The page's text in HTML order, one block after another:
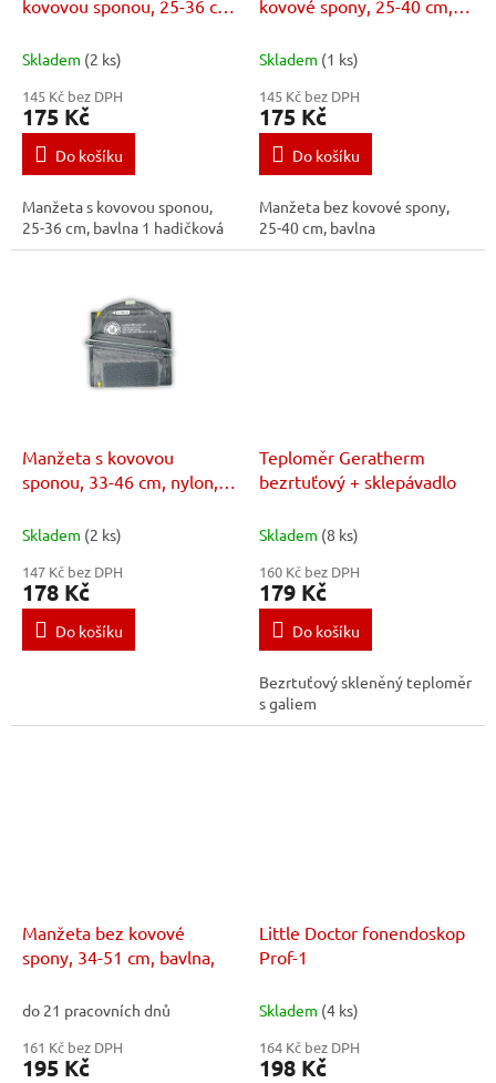
kovovou sponou, 25-36 cm,
Skladem (2 ks)
145 Kč bez DPH
175 Kč
Do košíku
Manžeta s kovovou sponou,
25-36 cm, bavlna 1 hadičková
kovové spony, 25-40 cm,
Skladem (1 ks)
145 Kč bez DPH
175 Kč
Do košíku
Manžeta bez kovové spony,
25-40 cm, bavlna
Manžeta s kovovou
sponou, 33-46 cm, nylon, 1
Skladem (2 ks)
147 Kč bez DPH
178 Kč
Do košíku
Teploměr Geratherm
bezrtuťový + sklepávadlo
Skladem (8 ks)
160 Kč bez DPH
179 Kč
Do košíku
Bezrtuťový skleněný teploměr
s galiem
Manžeta bez kovové
spony, 34-51 cm, bavlna,
do 21 pracovních dnů
161 Kč bez DPH
195 Kč
Little Doctor fonendoskop
Prof-1
Skladem (4 ks)
164 Kč bez DPH
198 Kč